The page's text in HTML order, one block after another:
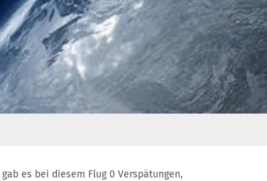
es bei diesem Flug 0 Verspätungen,